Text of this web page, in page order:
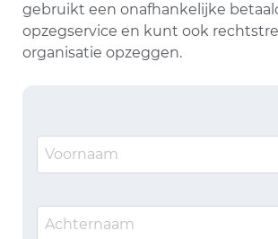
gebruikt een onafhankelijke
opzegservice en kunt ook
organisatie opzeggen.